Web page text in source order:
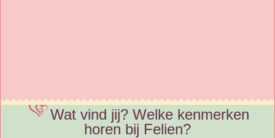
Wat vind jij? Welke kenmerken
horen bij Felien?